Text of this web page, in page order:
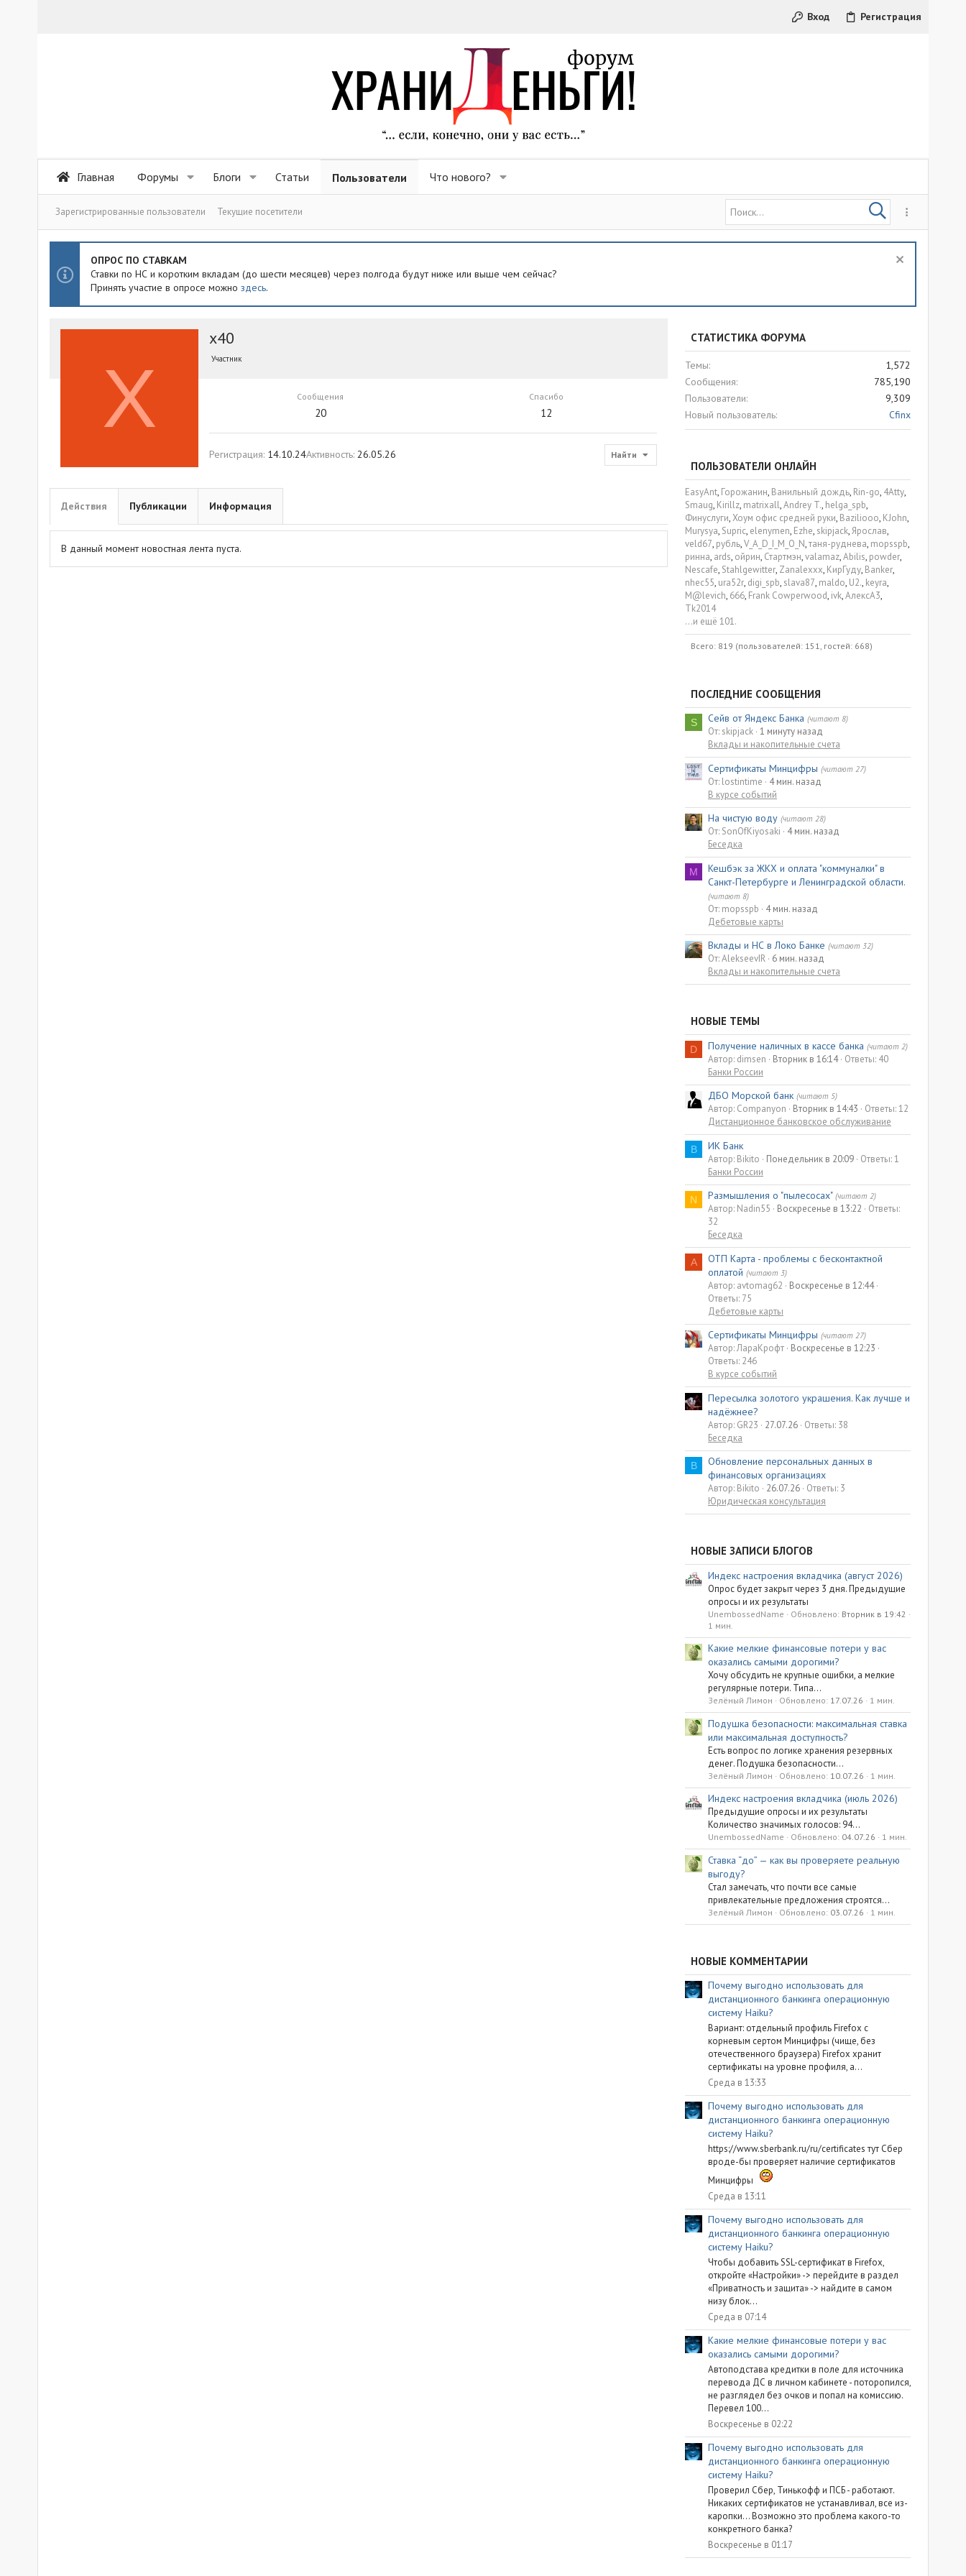
Вход Регистрация
Главная Форумы Блоги Статьи Пользователи Что нового?
Зарегистрированные пользователи Текущие посетители
ОПРОС ПО СТАВКАМ
Ставки по НС и коротким вкладам (до шести месяцев) через полгода будут ниже или выше чем сейчас?
Принять участие в опросе можно здесь.
X
x40
Участник
Сообщения
20
Спасибо
12
Регистрация 14.10.24Активность 26.05.26 Найти
Действия Публикации Информация
В данный момент новостная лента пуста.
СТАТИСТИКА ФОРУМА
Темы
1,572
Сообщения
785,190
Пользователи
9,309
Новый пользователь
Cfinx
ПОЛЬЗОВАТЕЛИ ОНЛАЙН
EasyAnt Горожанин Ванильный дождь Rin-go 4Atty
Smaug Kirillz matrixall Andrey T. helga_spb
Финуслуги Хоум офис средней руки Baziliooo KJohn
Murysya Supric elenymen Ezhe skipjack Ярослав
veld67 рубль V_A_D_I_M_O_N таня-руднева mopsspb
ринна ards ойрин Стартмэн valamaz Abilis powder
Nescafe Stahlgewitter Zanalexxx КирГуду Banker
nhec55 ura52r digi_spb slava87 maldo U2. keyra
M@levich 666 Frank Cowperwood ivk АлексА3
Tk2014
...и ещё 101.
Всего: 819 (пользователей: 151, гостей: 668)
ПОСЛЕДНИЕ СООБЩЕНИЯ
S Сейв от Яндекс Банка (читают 8)
От: skipjack 1 минуту назад
Вклады и накопительные счета
Сертификаты Минцифры (читают 27)
От: lostintime
4 мин. назад
В курсе событий
На чистую воду (читают 28)
От: SonOfKiyosaki
4 мин. назад
Беседка
M
Кешбэк за ЖКХ и оплата "коммуналки" в
Санкт-Петербурге и Ленинградской области.
(читают 8)
От: mopsspb
4 мин. назад
Дебетовые карты
Вклады и НС в Локо Банке (читают 32)
От: AlekseevIR 6 мин. назад
Вклады и накопительные счета
НОВЫЕ ТЕМЫ
D Получение наличных в кассе банка (читают 2)
Автор: dimsen Вторник в 16:14 Ответы: 40
Банки России
ДБО Морской банк (читают 5)
Автор: Companyon Вторник в 14:43
Ответы: 12
Дистанционное банковское обслуживание
B ИК Банк
Автор: Bikito Понедельник в 20:09 Ответы: 1
Банки России
N Размышления о "пылесосах" (читают 2)
Автор: Nadin55 Воскресенье в 13:22
Ответы:
32
Беседка
A
ОТП Карта - проблемы с бесконтактной
оплатой (читают 3)
Автор: avtomag62
Воскресенье в 12:44
Ответы: 75
Дебетовые карты
Сертификаты Минцифры (читают 27)
Автор: ЛараКрофт Воскресенье в 12:23
Ответы: 246
В курсе событий
Пересылка золотого украшения. Как лучше и
надёжнее?
Автор: GR23 27.07.26 Ответы: 38
Беседка
B
Обновление персональных данных в
финансовых организациях
Автор: Bikito 26.07.26 Ответы: 3
Юридическая консультация
НОВЫЕ ЗАПИСИ БЛОГОВ
Индекс настроения вкладчика (август 2026)
Опрос будет закрыт через 3 дня. Предыдущие
опросы и их результаты
UnembossedName Обновлено: Вторник в 19:42
1 мин.
Какие мелкие финансовые потери у вас
оказались самыми дорогими?
Хочу обсудить не крупные ошибки, а мелкие
регулярные потери. Типа...
Зелёный Лимон Обновлено: 17.07.26 1 мин.
Подушка безопасности: максимальная ставка
или максимальная доступность?
Есть вопрос по логике хранения резервных
денег. Подушка безопасности...
Зелёный Лимон Обновлено: 10.07.26 1 мин.
Индекс настроения вкладчика (июль 2026)
Предыдущие опросы и их результаты
Количество значимых голосов: 94...
UnembossedName Обновлено: 04.07.26 1 мин.
Ставка “до” — как вы проверяете реальную
выгоду?
Стал замечать, что почти все самые
привлекательные предложения строятся...
Зелёный Лимон Обновлено: 03.07.26 1 мин.
НОВЫЕ КОММЕНТАРИИ
Почему выгодно использовать для
дистанционного банкинга операционную
систему Haiku?
Вариант: отдельный профиль Firefox с
корневым сертом Минцифры (чище, без
отечественного браузера) Firefox хранит
сертификаты на уровне профиля, а...
Среда в 13:33
Почему выгодно использовать для
дистанционного банкинга операционную
систему Haiku?
https://www.sberbank.ru/ru/certificates тут Сбер
вроде-бы проверяет наличие сертификатов
Минцифры
Среда в 13:11
Почему выгодно использовать для
дистанционного банкинга операционную
систему Haiku?
Чтобы добавить SSL-сертификат в Firefox,
откройте «Настройки» -> перейдите в раздел
«Приватность и защита» -> найдите в самом
низу блок...
Среда в 07:14
Какие мелкие финансовые потери у вас
оказались самыми дорогими?
Автоподстава кредитки в поле для источника
перевода ДС в личном кабинете - поторопился,
не разглядел без очков и попал на комиссию.
Перевел 100...
Воскресенье в 02:22
Почему выгодно использовать для
дистанционного банкинга операционную
систему Haiku?
Проверил Сбер, Тинькофф и ПСБ - работают.
Никаких сертификатов не устанавливал, все из-
каропки... Возможно это проблема какого-то
конкретного банка?
Воскресенье в 01:17